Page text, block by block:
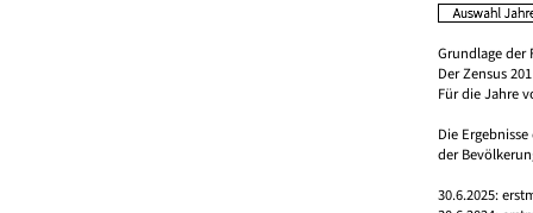
Grundlage der
Der Zensus
Für die Jahre
Die
der
30.6.2025: